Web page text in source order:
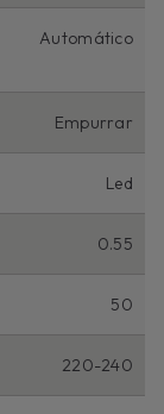
Automático
Empurrar
Led
0.55
50
220-240